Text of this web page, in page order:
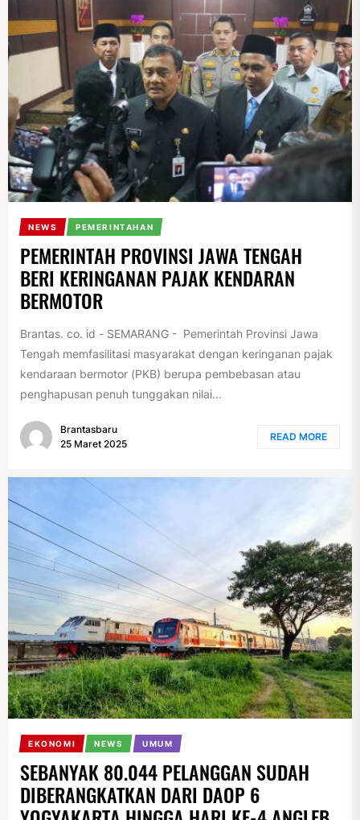
NEWS PEMERINTAHAN
PEMERINTAH PROVINSI JAWA TENGAH
BERI KERINGANAN PAJAK KENDARAN
BERMOTOR
Brantas. co. id - SEMARANG - Pemerintah Provinsi Jawa
Tengah memfasilitasi masyarakat dengan keringanan pajak
kendaraan bermotor (PKB) berupa pembebasan atau
penghapusan penuh tunggakan nilai...
Brantasbaru
25 Maret 2025
READ MORE
EKONOMI NEWS UMUM
SEBANYAK 80.044 PELANGGAN SUDAH
DIBERANGKATKAN DARI DAOP 6